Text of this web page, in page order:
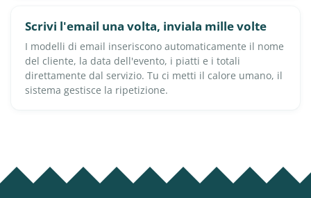
Scrivi l'email una volta, inviala mille volte
I modelli di email inseriscono automaticamente il nome
del cliente, la data dell'evento, i piatti e i totali
direttamente dal servizio. Tu ci metti il calore umano, il
sistema gestisce la ripetizione.